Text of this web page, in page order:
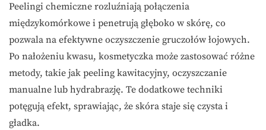
Peelingi chemiczne rozluźniają połączenia
międzykomórkowe i penetrują głęboko w skórę, co
pozwala na efektywne oczyszczenie gruczołów łojowych.
Po nałożeniu kwasu, kosmetyczka może zastosować różne
metody, takie jak peeling kawitacyjny, oczyszczanie
manualne lub hydrabrazję. Te dodatkowe techniki
potęgują efekt, sprawiając, że skóra staje się czysta i
gładka.